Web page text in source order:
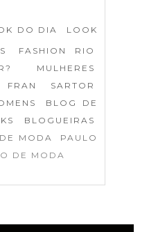
DO DIA
LOOK
FASHION RIO
MULHERES
FRAN SARTOR
BLOG DE
BLOGUEIRAS
MODA
PAULO
DE MODA